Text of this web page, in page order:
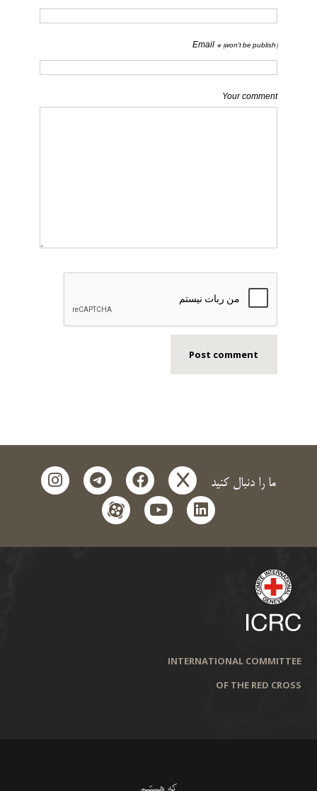
Email * (won't be publish)
Your comment
ما را دنبال کنید x
facebook
telegram
instagram
linkedin
youtube
aparat
INTERNATIONAL COMMITTEE
OF THE RED CROSS